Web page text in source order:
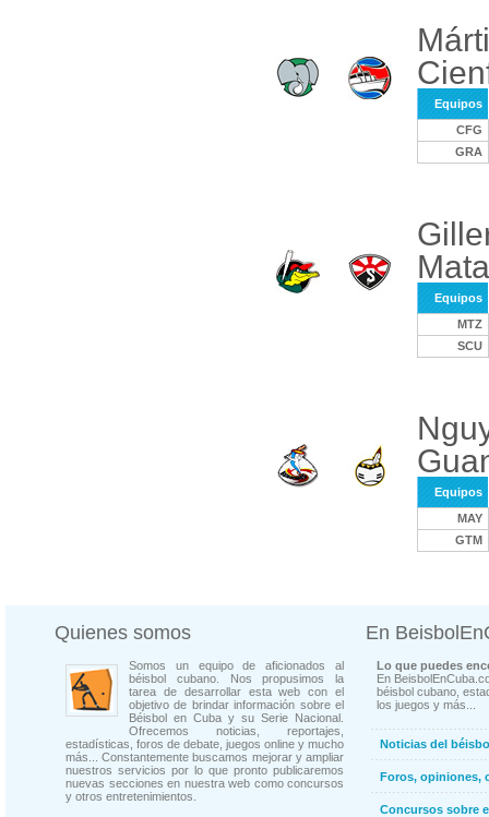
Equipos
CFG
GRA
Equipos
MTZ
SCU
Equipos
MAY
GTM
Quienes somos
Somos un equipo de aficionados al
béisbol cubano. Nos propusimos la
tarea de desarrollar esta web con el
objetivo de brindar información sobre el
Béisbol en Cuba y su Serie Nacional.
Ofrecemos noticias, reportajes,
estadísticas, foros de debate, juegos online y mucho
más... Constantemente buscamos mejorar y ampliar
nuestros servicios por lo que pronto publicaremos
nuevas secciones en nuestra web como concursos
y otros entretenimientos.
En
Lo que puedes
En
béisbol cubano,
los juegos y más...
Noticias del
Foros, opiniones,
Concursos sobre